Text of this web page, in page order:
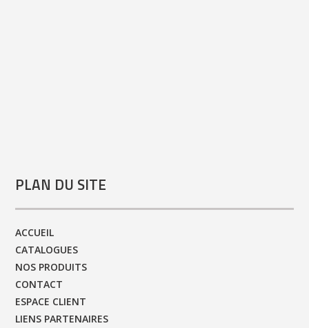
PLAN DU SITE
ACCUEIL
CATALOGUES
NOS PRODUITS
CONTACT
ESPACE CLIENT
LIENS PARTENAIRES